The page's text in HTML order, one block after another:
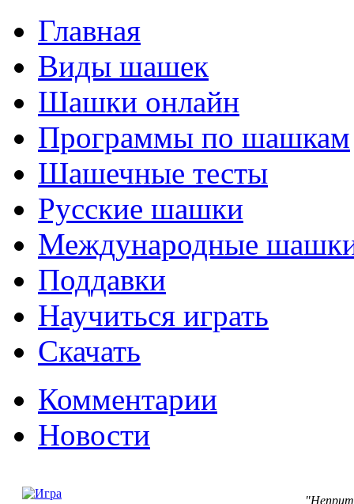
Главная
Виды шашек
Шашки онлайн
Программы по шашкам
Шашечные тесты
Русские шашки
Международные
Поддавки
Научиться играть
Скачать
Комментарии
Новости